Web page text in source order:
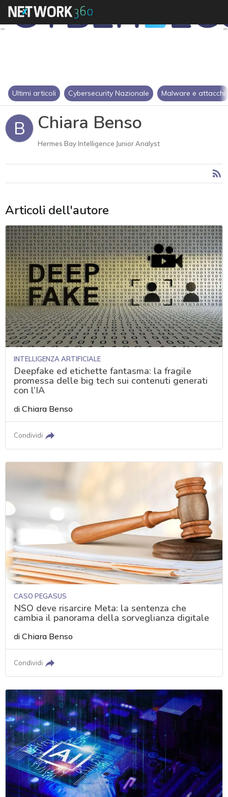
Ultimi articoli Cybersecurity Nazionale Malware e attacchi
B Chiara Benso
Hermes Bay Intelligence Junior Analyst
Articoli dell'autore
INTELLIGENZA ARTIFICIALE
Deepfake ed etichette fantasma: la fragile
promessa delle big tech sui contenuti generati
con l’IA
diChiara Benso
Condividi
CASO PEGASUS
NSO deve risarcire Meta: la sentenza che
cambia il panorama della sorveglianza digitale
diChiara Benso
Condividi